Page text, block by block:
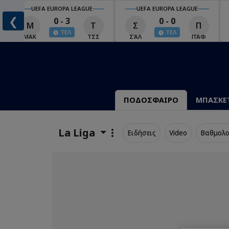
❮
UEFA EUROPA LEAGUE
Μ
ΜΑΚ
0 - 3
ΤΕΛ
Τ
ΤΣΣ
UEFA EUROPA LEAGUE
Σ
ΣΆΛ
0 - 0
ΤΕΛ
Π
ΠΆΦ
ΠΟΔΟΣΦΑΙΡΟ
La Liga Ειδήσεις Video